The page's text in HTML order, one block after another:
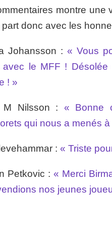
montre une
part donc avec les
Johansson : « Vous
avec le MFF !
! »
M Nilsson : « Bonne
qui nous a menés
: « Triste
Petkovic : « Merci
nos jeunes